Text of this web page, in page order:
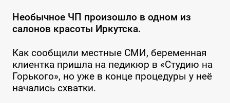
Необычное ЧП произошло в одном из
салонов красоты Иркутска.
Как сообщили местные СМИ, беременная
клиентка пришла на педикюр в «Студию на
Горького», но уже в конце процедуры у неё
начались схватки.